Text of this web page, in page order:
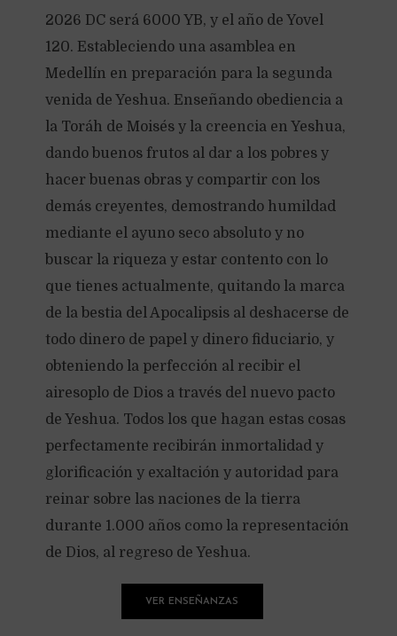
2026 DC será 6000 YB, y el año de Yovel
120. Estableciendo una asamblea en
Medellín en preparación para la segunda
venida de Yeshua. Enseñando obediencia a
la Toráh de Moisés y la creencia en Yeshua,
dando buenos frutos al dar a los pobres y
hacer buenas obras y compartir con los
demás creyentes, demostrando humildad
mediante el ayuno seco absoluto y no
buscar la riqueza y estar contento con lo
que tienes actualmente, quitando la marca
de la bestia del Apocalipsis al deshacerse de
todo dinero de papel y dinero fiduciario, y
obteniendo la perfección al recibir el
airesoplo de Dios a través del nuevo pacto
de Yeshua. Todos los que hagan estas cosas
perfectamente recibirán inmortalidad y
glorificación y exaltación y autoridad para
reinar sobre las naciones de la tierra
durante 1.000 años como la representación
de Dios, al regreso de Yeshua.
VER ENSEÑANZAS